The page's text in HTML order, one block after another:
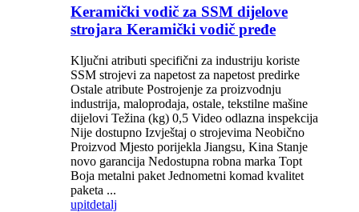
Keramički vodič za SSM dijelove
strojara Keramički vodič pređe
Ključni atributi specifični za industriju koriste
SSM strojevi za napetost za napetost predirke
Ostale atribute Postrojenje za proizvodnju
industrija, maloprodaja, ostale, tekstilne mašine
dijelovi Težina (kg) 0,5 Video odlazna inspekcija
Nije dostupno Izvještaj o strojevima Neobično
Proizvod Mjesto porijekla Jiangsu, Kina Stanje
novo garancija Nedostupna robna marka Topt
Boja metalni paket Jednometni komad kvalitet
paketa ...
upitdetalj